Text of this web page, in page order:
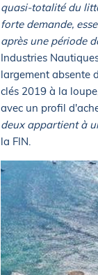
quasi-totalité du
forte demande,
après une période
Industries
largement absente
clés 2019 à la
avec un profil
deux appartient à
la FIN.